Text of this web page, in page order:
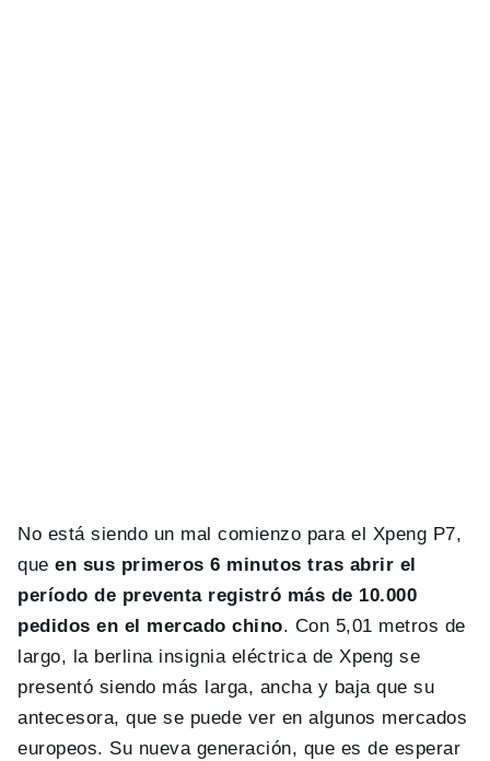
No está siendo un mal comienzo para el Xpeng P7,
queen sus primeros 6 minutos tras abrir el
período de preventa registró más de 10.000
pedidos en el mercado chino. Con 5,01 metros de
largo, la berlina insignia eléctrica de Xpeng se
presentó siendo más larga, ancha y baja que su
antecesora, que se puede ver en algunos mercados
europeos. Su nueva generación, que es de esperar